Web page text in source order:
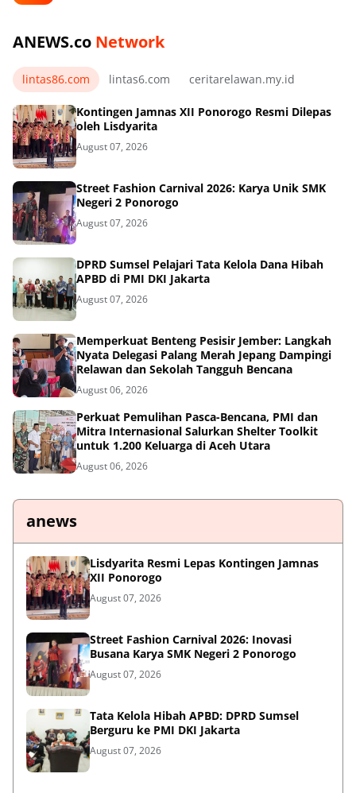
ANEWS.co Network
lintas86.com lintas6.com ceritarelawan.my.id
Kontingen Jamnas XII Ponorogo Resmi Dilepas
oleh Lisdyarita
August 07, 2026
Street Fashion Carnival 2026: Karya Unik SMK
Negeri 2 Ponorogo
August 07, 2026
DPRD Sumsel Pelajari Tata Kelola Dana Hibah
APBD di PMI DKI Jakarta
August 07, 2026
Memperkuat Benteng Pesisir Jember: Langkah
Nyata Delegasi Palang Merah Jepang Dampingi
Relawan dan Sekolah Tangguh Bencana
August 06, 2026
Perkuat Pemulihan Pasca-Bencana, PMI dan
Mitra Internasional Salurkan Shelter Toolkit
untuk 1.200 Keluarga di Aceh Utara
August 06, 2026
anews
Lisdyarita Resmi Lepas Kontingen Jamnas
XII Ponorogo
August 07, 2026
Street Fashion Carnival 2026: Inovasi
Busana Karya SMK Negeri 2 Ponorogo
August 07, 2026
Tata Kelola Hibah APBD: DPRD Sumsel
Berguru ke PMI DKI Jakarta
August 07, 2026